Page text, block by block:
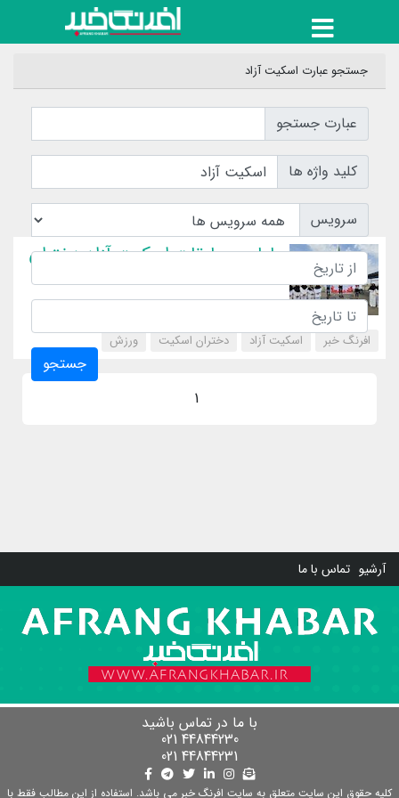
جستجو عبارت اسکیت آزاد
عبارت جستجو
جستجو
کلید واژه ها
سرویس
پایان مسابقات اسکیت آزاد دختران
افرنگ خبر اسکیت آزاد دختران اسکیت ‌ورزش
1
آرشیو تماس با ما
با ما در تماس باشید
44844230 021
44844231 021
کلیه حقوق این سایت متعلق به سایت افرنگ خبر می باشد. استفاده از این مطالب فقط با